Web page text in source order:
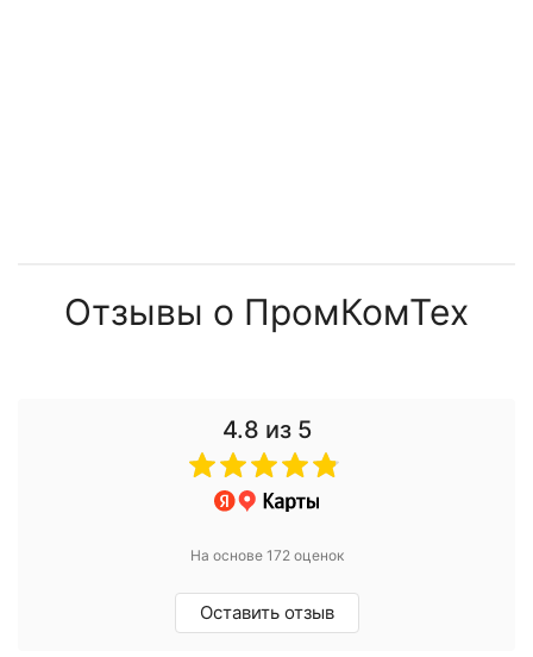
Отзывы о ПромКомТех
4.8 из 5
На основе 172 оценок
Оставить отзыв